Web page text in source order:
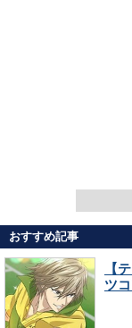
おすすめ記事
【
ツ